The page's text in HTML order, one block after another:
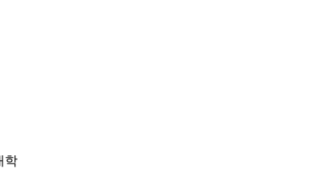
학